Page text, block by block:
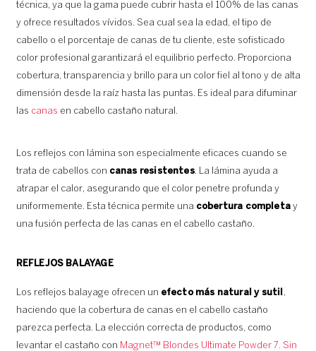
técnica, ya que la gama puede cubrir hasta el 100% de las canas
y ofrece resultados vívidos. Sea cual sea la edad, el tipo de
cabello o el porcentaje de canas de tu cliente, este sofisticado
color profesional garantizará el equilibrio perfecto. Proporciona
cobertura, transparencia y brillo para un color fiel al tono y de alta
dimensión desde la raíz hasta las puntas. Es ideal para difuminar
las canas en cabello castaño natural.
Los reflejos con lámina son especialmente eficaces cuando se
trata de cabellos con canas resistentes. La lámina ayuda a
atrapar el calor, asegurando que el color penetre profunda y
uniformemente. Esta técnica permite una cobertura completa y
una fusión perfecta de las canas en el cabello castaño.
REFLEJOS BALAYAGE
Los reflejos balayage ofrecen un efecto más natural y sutil ,
haciendo que la cobertura de canas en el cabello castaño
parezca perfecta. La elección correcta de productos, como
levantar el castaño con Magnet™ Blondes Ultimate Powder 7. Sin